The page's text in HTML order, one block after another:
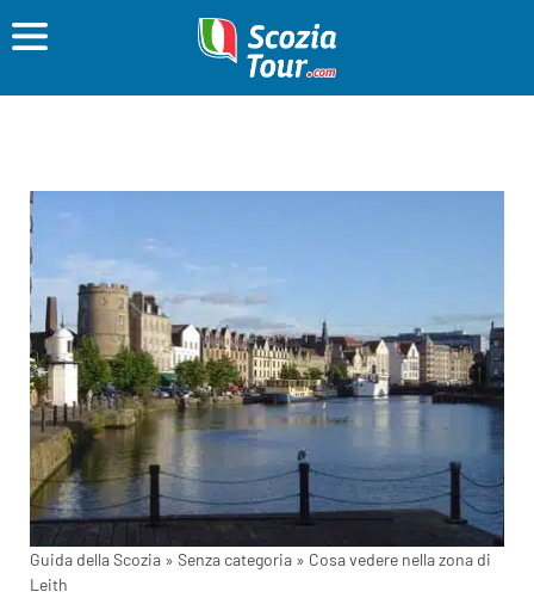
Guida della Scozia » Senza categoria » Cosa vedere nella zona di
Leith